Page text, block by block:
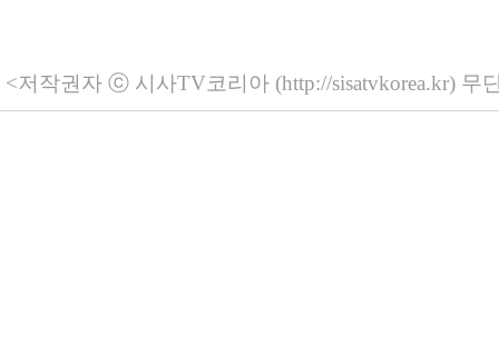
<저작권자 ⓒ 시사TV코리아 (http://sisatvkorea.kr) 무